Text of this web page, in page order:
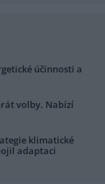
účinnosti a
volby. Nabízí
klimatické
adaptaci